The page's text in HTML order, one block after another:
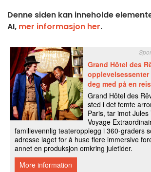
Denne siden kan inneholde
AI, mer informasjon her.